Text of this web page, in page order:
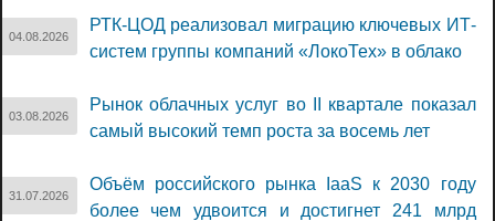
04.08.2026
РТК-ЦОД реализовал миграцию ключевых ИТ-
систем группы компаний «ЛокоТех» в облако
03.08.2026
Рынок облачных услуг во II квартале показал
самый высокий темп роста за восемь лет
31.07.2026
Объём российского рынка IaaS к 2030 году
более чем удвоится и достигнет 241 млрд